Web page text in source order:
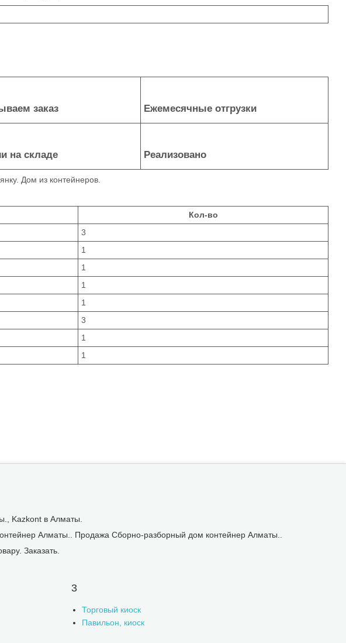
заказ Ежемесячные отгрузки
на складе Реализовано
Дом из контейнеров.
Кол-во
3
1
1
1
1
3
1
1
Kazkont в Алматы.
Алматы.. Продажа Сборно-разборный дом контейнер Алматы..
Заказать.
3
Торговый киоск
Павильон, киоск